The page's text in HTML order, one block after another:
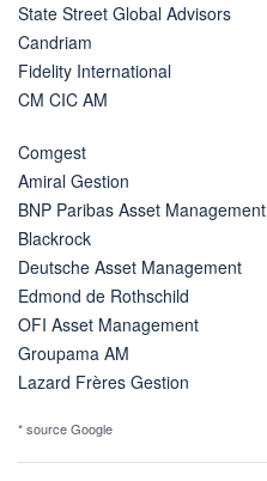
State Street Global Advisors
Candriam
Fidelity International
CM CIC AM
Comgest
Amiral Gestion
BNP Paribas Asset Management
Blackrock
Deutsche Asset Management
Edmond de Rothschild
OFI Asset Management
Groupama AM
Lazard Frères Gestion
* source Google